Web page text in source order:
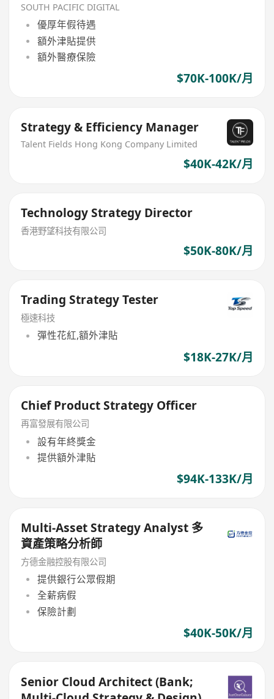
SOUTH PACIFIC DIGITAL
優厚年假待遇
額外津貼提供
額外醫療保險
$70K-100K/月
Strategy & Efficiency Manager
Talent Fields Hong Kong Company Limited
$40K-42K/月
Technology Strategy Director
香港野望科技有限公司
$50K-80K/月
Trading Strategy Tester
極速科技
彈性花紅,額外津貼
$18K-27K/月
Chief Product Strategy Officer
再富發展有限公司
設有年終獎金
提供額外津貼
$94K-133K/月
Multi-Asset Strategy Analyst 多
資產策略分析師
方德金融控股有限公司
提供銀行公眾假期
全薪病假
保險計劃
$40K-50K/月
Senior Cloud Architect (Bank;